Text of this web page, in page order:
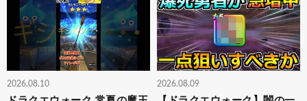
2026.08.10 2026.08.09